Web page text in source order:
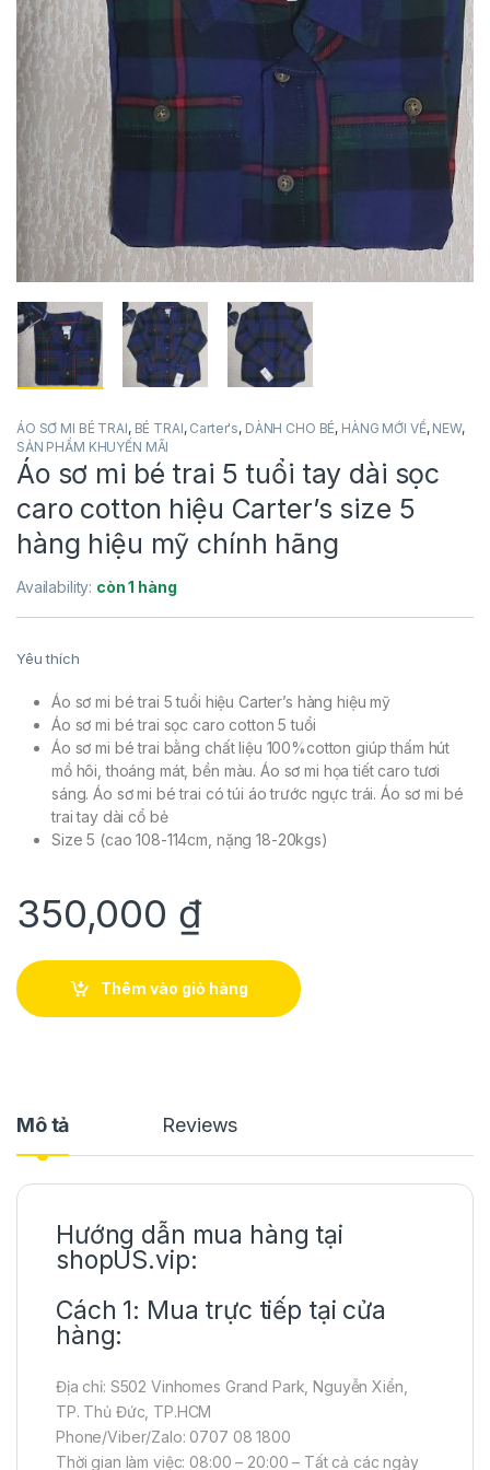
ÁO SƠ MI BÉ TRAI, BÉ TRAI, Carter's, DÀNH CHO BÉ, HÀNG MỚI VỀ, NEW,
SẢN PHẨM KHUYẾN MÃI
Áo sơ mi bé trai 5 tuổi tay dài sọc
caro cotton hiệu Carter’s size 5
hàng hiệu mỹ chính hãng
Availability: còn 1 hàng
Yêu thích
Áo sơ mi bé trai 5 tuổi hiệu Carter’s hàng hiệu mỹ
Áo sơ mi bé trai sọc caro cotton 5 tuổi
Áo sơ mi bé trai bằng chất liệu 100%cotton giúp thấm hút
mồ hôi, thoáng mát, bền màu. Áo sơ mi họa tiết caro tươi
sáng. Áo sơ mi bé trai có túi áo trước ngực trái. Áo sơ mi bé
trai tay dài cổ bẻ
Size 5 (cao 108-114cm, nặng 18-20kgs)
350,000 ₫
Thêm vào giỏ hàng
Mô tả Reviews
Hướng dẫn mua hàng tại
shopUS.vip:
Cách 1: Mua trực tiếp tại cửa
hàng:
Địa chỉ: S502 Vinhomes Grand Park, Nguyễn Xiển,
TP. Thủ Đức, TP.HCM
Phone/Viber/Zalo: 0707 08 1800
Thời gian làm việc: 08:00 – 20:00 – Tất cả các ngày